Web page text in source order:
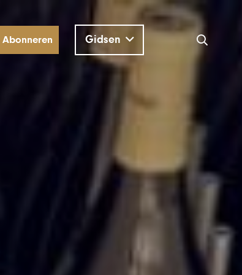
Abonneren Gidsen